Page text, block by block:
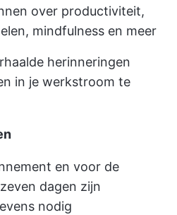
over productiviteit,
mindfulness en meer
herinneringen
in je werkstroom te
en voor de
dagen zijn
nodig